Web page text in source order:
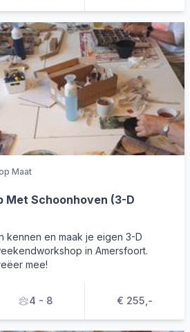
Maat
Met Schoonhoven (3-D
kennen en maak je eigen 3-D
in Amersfoort.
mee!
4 - 8 € 255,-